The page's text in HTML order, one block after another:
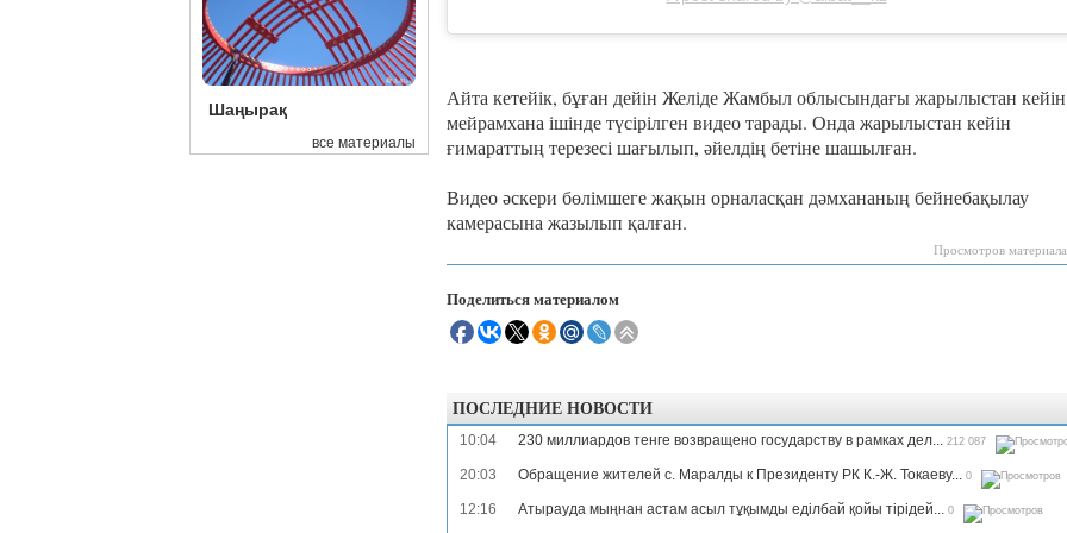
Шаңырақ
все материалы
Айта кетейік, бұған дейін Желіде Жамбыл облысындағы жарылыстан кейін
мейрамхана ішінде түсірілген видео тарады. Онда жарылыстан кейін
ғимараттың терезесі шағылып, әйелдің бетіне шашылған.
Видео әскери бөлімшеге жақын орналасқан дәмхананың бейнебақылау
камерасына жазылып қалған.
Просмотров
Поделиться материалом
ПОСЛЕДНИЕ НОВОСТИ
10:04 230 миллиардов тенге возвращено государству в рамках дел... 212 087
20:03 Обращение жителей с. Маралды к Президенту РК К.-Ж. Токаеву... 0
12:16 Атырауда мыңнан астам асыл тұқымды еділбай қойы тірідей... 0